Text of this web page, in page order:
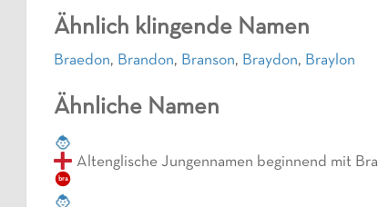
Ähnlich klingende Namen
Braedon, Brandon, Branson, Braydon, Braylon
Ähnliche Namen
bra
Altenglische Jungennamen beginnend mit Bra